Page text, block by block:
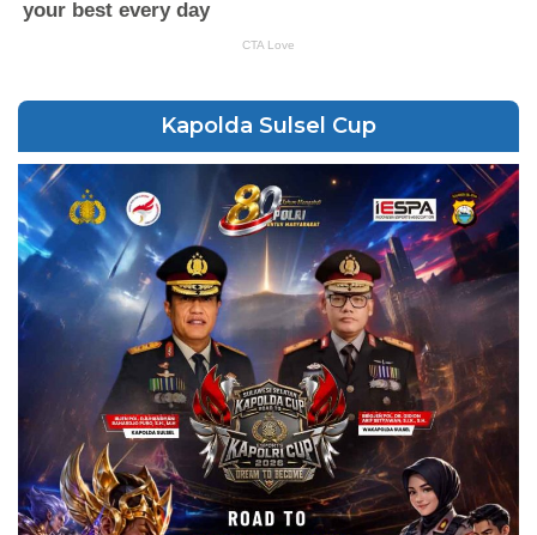
Kapolda Sulsel Cup